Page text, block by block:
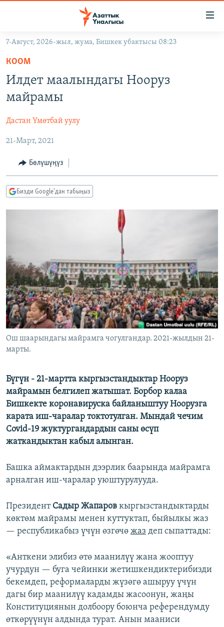
Навигацияга
өтүңүз
Издөөгө
салыңыз
ЭКОНОМИКА
МАДАНИЯТ
ДҮЙНӨ
БОРБОР АЗИЯ
УКРАИНА
АТАЙЫН ИЛИКТӨӨ
ТВ ПРОГРАММАЛАР
БҮГҮН АЗАТТЫКТА
БИЗ ЖАНА ДҮЙНӨ
ЫҢГАЙСЫЗ СУРООЛОР
ПОДКАСТ
ӨЗГӨЧӨ ПИКИР
ЭЕ/АРнун бардык сайттары
7-Август, 2026-жыл, жума, Бишкек убактысы 08:23
КООМ
Илдет маалындагы Нооруз
майрамы
Дастан Үмөтбай уулу
21-Март, 2021
Бөлүшүңүз
Бизди Google'дан табыңыз
Ош шаарындагы майрамга чогулгандар. 2021-жылдын 21-
марты.
Бүгүн - 21-мартта кыргызстандыктар Нооруз
майрамын белгилеп жатышат. Борбор калаа
Бишкекте коронавируска байланыштуу Ноорузга
карата иш-чаралар токтотулган. Мындай чечим
Covid-19 жуктургандардын саны өсүп
жаткандыктан кабыл алынган.
Башка аймактардын дээрлик баарында майрамга
арналган иш-чаралар уюштурулууда.
Президент Садыр Жапаров кыргызстандыктарды
көктөм майрамы менен куттуктап, быйылкы жаз
— республикабыз үчүн өзгөчө жаз деп сыпаттады:
«Анткени элибиз өтө маанилүү жана жооптуу
учурдун — буга чейинки жетишкендиктерибизди
бекемдеп, реформаларды жүзөгө ашыруу үчүн
дагы бир маанилүү кадамды жасоонун, жаңы
Конституциянын долбоору боюнча референдумду
өткөрүүнүн алдында турат. Анын мааниси